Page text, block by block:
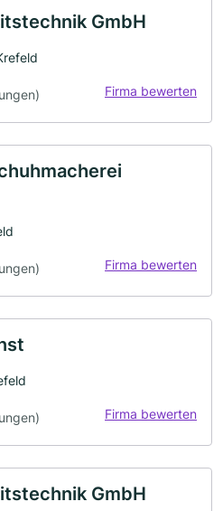
GmbH
Firma bewerten
Firma bewerten
Firma bewerten
GmbH